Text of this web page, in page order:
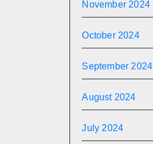
November 2024
October 2024
September 2024
August 2024
July 2024